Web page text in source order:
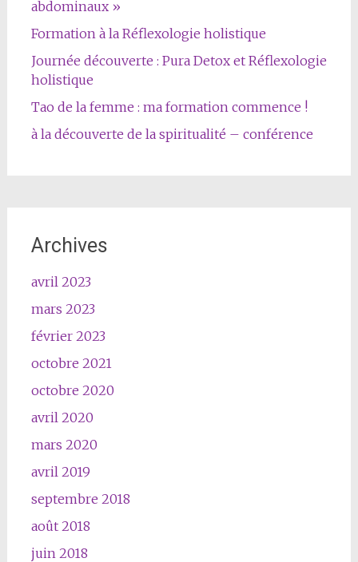
abdominaux »
Formation à la Réflexologie holistique
Journée découverte : Pura Detox et Réflexologie
holistique
Tao de la femme : ma formation commence !
à la découverte de la spiritualité – conférence
Archives
avril 2023
mars 2023
février 2023
octobre 2021
octobre 2020
avril 2020
mars 2020
avril 2019
septembre 2018
août 2018
juin 2018